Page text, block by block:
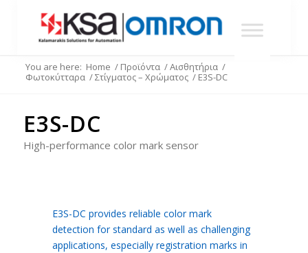
You are here: Home / Προϊόντα /Αισθητήρια /
Φωτοκύτταρα /Στίγματος – Χρώματος / E3S-DC
E3S-DC
High-performance color mark sensor
E3S-DC provides reliable color mark
detection for standard as well as challenging
applications, especially registration marks in